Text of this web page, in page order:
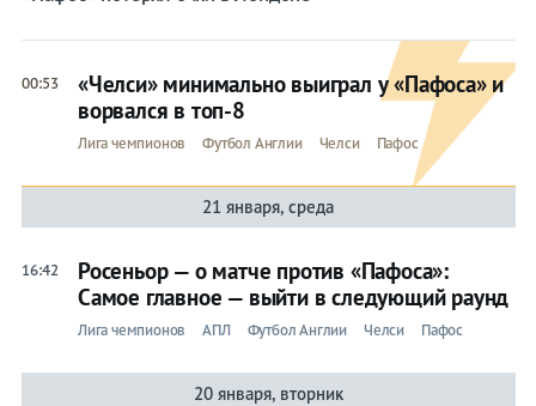
00:53
«Челси» минимально выиграл у «Пафоса» и
ворвался в топ-8
Лига чемпионов Футбол Англии Челси Пафос
21 января, среда
16:42
Росеньор — о матче против «Пафоса»:
Самое главное — выйти в следующий раунд
Лига чемпионов АПЛ Футбол Англии Челси Пафос
20 января, вторник